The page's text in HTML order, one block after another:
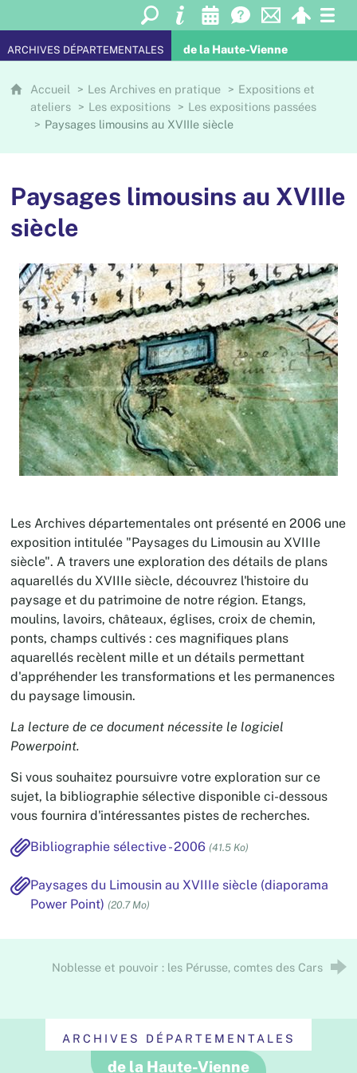
ARCHIVES DÉPARTEMENTALES de la Haute-Vienne
Accueil Les Archives en pratique
Expositions et
ateliers
Les expositions
Les expositions passées
Paysages limousins au XVIIIe siècle
Paysages limousins au XVIIIe
siècle
Les Archives départementales ont présenté en 2006 une
exposition intitulée "Paysages du Limousin au XVIIIe
siècle". A travers une exploration des détails de plans
aquarellés du XVIIIe siècle, découvrez l'histoire du
paysage et du patrimoine de notre région. Etangs,
moulins, lavoirs, châteaux, églises, croix de chemin,
ponts, champs cultivés : ces magnifiques plans
aquarellés recèlent mille et un détails permettant
d'appréhender les transformations et les permanences
du paysage limousin.
La lecture de ce document nécessite le logiciel
Powerpoint.
Si vous souhaitez poursuivre votre exploration sur ce
sujet, la bibliographie sélective disponible ci-dessous
vous fournira d'intéressantes pistes de recherches.
Bibliographie sélective - 2006 (41.5 Ko)
Paysages du Limousin au XVIIIe siècle (diaporama
Power Point) (20.7 Mo)
Noblesse et pouvoir : les Pérusse, comtes des Cars
ARCHIVES DÉPARTEMENTALES
de la Haute-Vienne